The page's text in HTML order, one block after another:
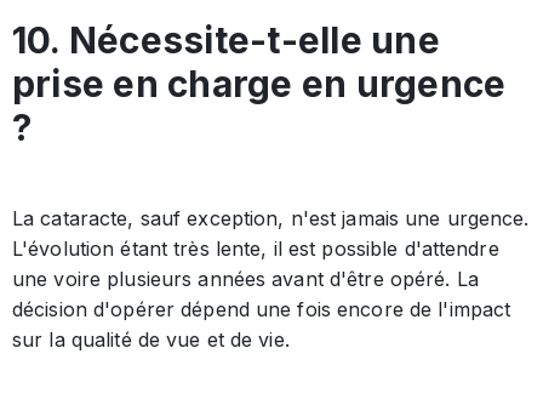
10. Nécessite-t-elle une
prise en charge en urgence
?
La cataracte, sauf exception, n'est jamais une urgence.
L'évolution étant très lente, il est possible d'attendre
une voire plusieurs années avant d'être opéré. La
décision d'opérer dépend une fois encore de l'impact
sur la qualité de vue et de vie.